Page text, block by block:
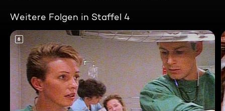
Weitere Folgen in Staffel 4
6